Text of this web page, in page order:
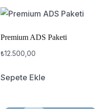
Premium ADS Paketi
₺12.500,00
Sepete Ekle